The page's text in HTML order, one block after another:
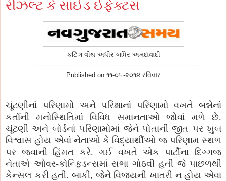
રીઝલ્ટ કે સાઈડ ઈફેક્ટસ
કટિંગ વીથ અધીર-બધિર અમદાવાદી
---------------------------------------------------------------------------------------
Published on ૧૧-૦૫-૨૦૧૪ રવિવાર
ચૂંટણીનાં પરિણામો અને પરિક્ષાનાં પરિણામો વખતે બન્નેનાં
કર્તાની મનોસ્થિતિમાં વિવિધ સમાનતાઓ જોવાં મળે છે.
ચૂંટણી અને બોર્ડનાં પરિણામોમાં જેને પોતાની જીત પર ખુબ
વિશ્વાસ હોય એવાં નેતાઓ કે વિદ્યાર્થીઓ જ પરિણામ સ્થળ
પર જવાની હિંમત કરે. ગઈ વખતે એક પાર્ટીના દિગ્ગજ
નેતાએ ઓવર-કોન્ફિડન્સમાં સભા ગોઠવી હતી જે પાછળથી
કેન્સલ કરી હતી. બાકી, જેને વિજયની ખાતરી ન હોય એવા